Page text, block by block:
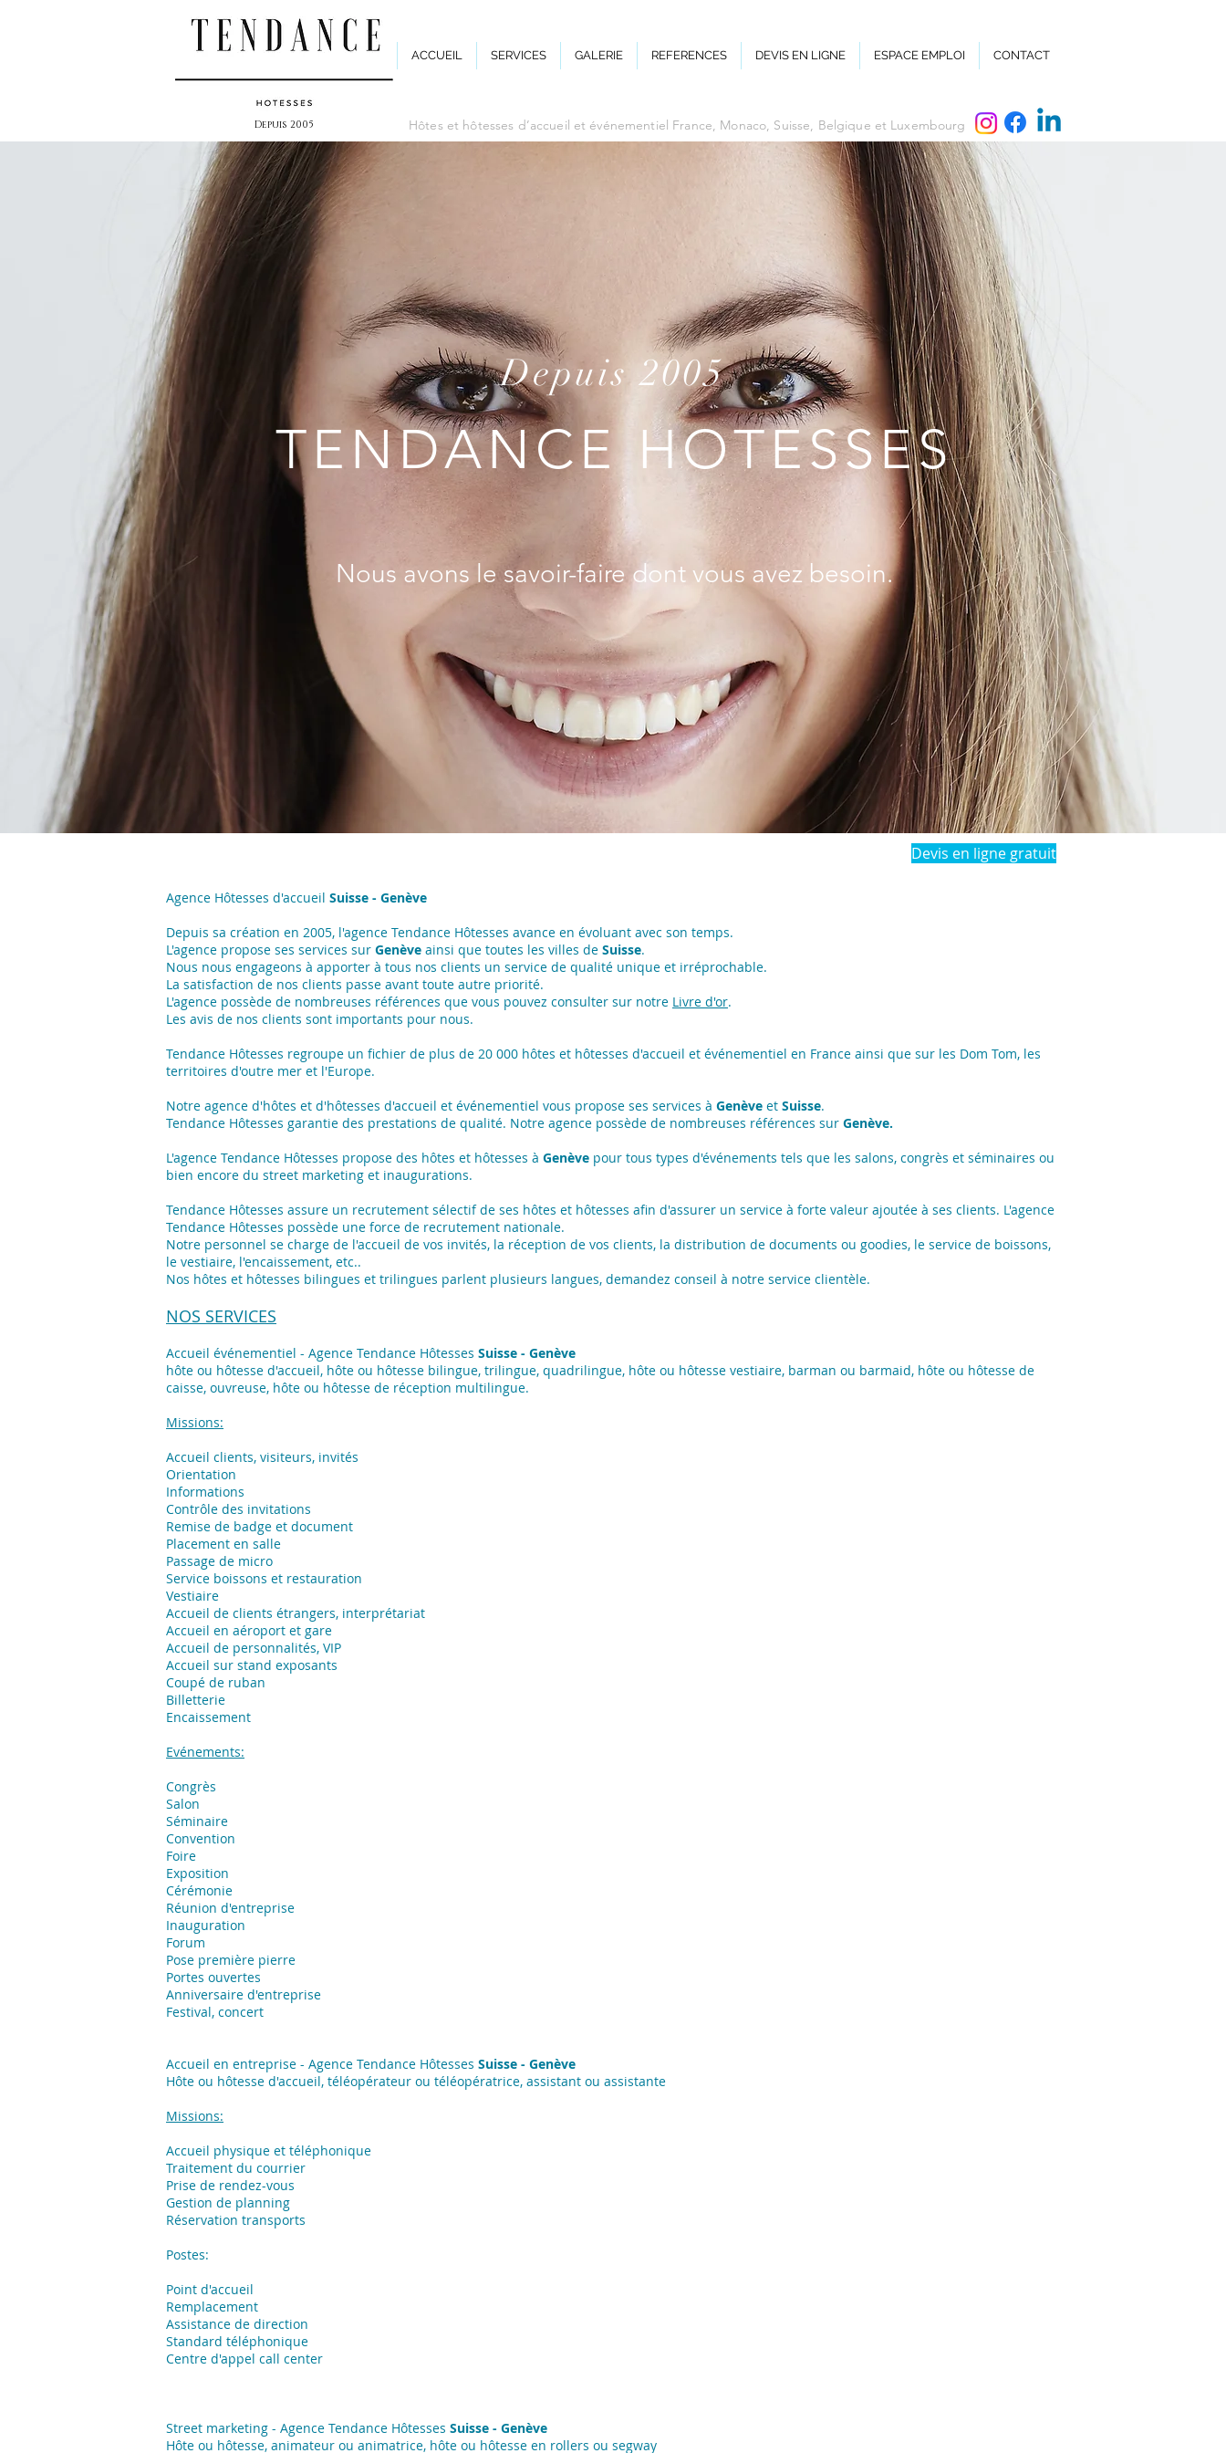
Depuis 2005
ACCUEIL SERVICES GALERIE REFERENCES DEVIS EN LIGNE ESPACE EMPLOI CONTACT
Hôtes et hôtesses d’accueil et événementiel France, Monaco, Suisse, Belgique et Luxembourg
Depuis 2005
TENDANCE HOTESSES
Nous avons le savoir-faire dont vous avez besoin.
Devis en ligne gratuit
Agence Hôtesses d'accueil Suisse - Genève
Depuis sa création en 2005, l'agence Tendance Hôtesses avance en évoluant avec son temps.
L'agence propose ses services sur Genève ainsi que toutes les villes de Suisse.
Nous nous engageons à apporter à tous nos clients un service de qualité unique et irréprochable.
La satisfaction de nos clients passe avant toute autre priorité.
L'agence possède de nombreuses références que vous pouvez consulter sur notre Livre d'or.
Les avis de nos clients sont importants pour nous.
Tendance Hôtesses regroupe un fichier de plus de 20 000 hôtes et hôtesses d'accueil et événementiel en France ainsi que sur les Dom Tom, les
territoires d'outre mer et l'Europe.
Notre agence d'hôtes et d'hôtesses d'accueil et événementiel vous propose ses services à Genève et Suisse.
Tendance Hôtesses garantie des prestations de qualité. Notre agence possède de nombreuses références sur Genève.
L'agence Tendance Hôtesses propose des hôtes et hôtesses à Genève pour tous types d'événements tels que les salons, congrès et séminaires ou
bien encore du street marketing et inaugurations.
Tendance Hôtesses assure un recrutement sélectif de ses hôtes et hôtesses afin d'assurer un service à forte valeur ajoutée à ses clients. L'agence
Tendance Hôtesses possède une force de recrutement nationale.
Notre personnel se charge de l'accueil de vos invités, la réception de vos clients, la distribution de documents ou goodies, le service de boissons,
le vestiaire, l'encaissement, etc..
Nos hôtes et hôtesses bilingues et trilingues parlent plusieurs langues, demandez conseil à notre service clientèle.
NOS SERVICES
Accueil événementiel - Agence Tendance Hôtesses Suisse - Genève
hôte ou hôtesse d'accueil, hôte ou hôtesse bilingue, trilingue, quadrilingue, hôte ou hôtesse vestiaire, barman ou barmaid, hôte ou hôtesse de
caisse, ouvreuse, hôte ou hôtesse de réception multilingue.
Missions:
Accueil clients, visiteurs, invités
Orientation
Informations
Contrôle des invitations
Remise de badge et document
Placement en salle
Passage de micro
Service boissons et restauration
Vestiaire
Accueil de clients étrangers, interprétariat
Accueil en aéroport et gare
Accueil de personnalités, VIP
Accueil sur stand exposants
Coupé de ruban
Billetterie
Encaissement
Evénements:
Congrès
Salon
Séminaire
Convention
Foire
Exposition
​Cérémonie
Réunion d'entreprise
Inauguration
Forum
Pose première pierre
Portes ouvertes
Anniversaire d'entreprise
Festival, concert
Accueil en entreprise - Agence Tendance Hôtesses Suisse - Genève
Hôte ou hôtesse d'accueil, téléopérateur ou téléopératrice, assistant ou assistante
Missions:
Accueil physique et téléphonique
Traitement du courrier
Prise de rendez-vous
Gestion de planning
Réservation transports
Postes:
Point d'accueil
Remplacement
Assistance de direction
Standard téléphonique
Centre d'appel call center
Street marketing - Agence Tendance Hôtesses Suisse - Genève
Hôte ou hôtesse, animateur ou animatrice, hôte ou hôtesse en rollers ou segway